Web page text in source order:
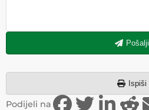
Pošalji
Ispiši
Podijeli na